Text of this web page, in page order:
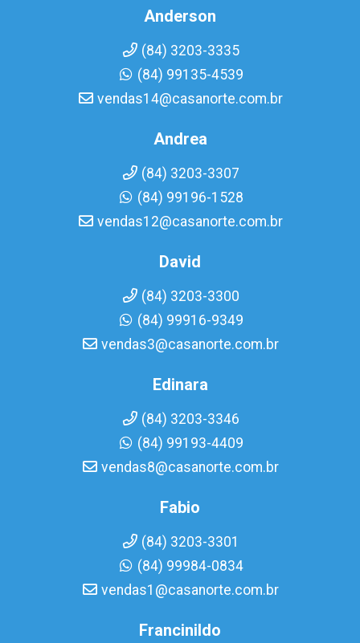
Anderson
(84) 3203-3335
(84) 99135-4539
vendas14@casanorte.com.br
Andrea
(84) 3203-3307
(84) 99196-1528
vendas12@casanorte.com.br
David
(84) 3203-3300
(84) 99916-9349
vendas3@casanorte.com.br
Edinara
(84) 3203-3346
(84) 99193-4409
vendas8@casanorte.com.br
Fabio
(84) 3203-3301
(84) 99984-0834
vendas1@casanorte.com.br
Francinildo